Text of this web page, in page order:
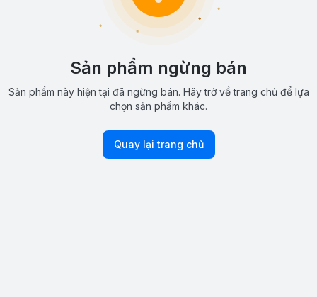
Sản phẩm ngừng bán
Sản phẩm này hiện tại đã ngừng bán. Hãy trở về trang chủ để lựa
chọn sản phẩm khác.
Quay lại trang chủ